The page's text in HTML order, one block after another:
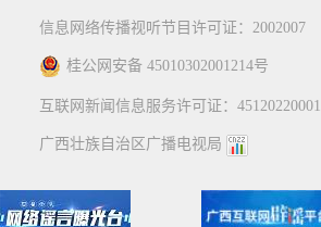
信息网络传播视听节目许可证：2002007
桂公网安备 45010302001214号
互联网新闻信息服务许可证：45120220001
广西壮族自治区广播电视局